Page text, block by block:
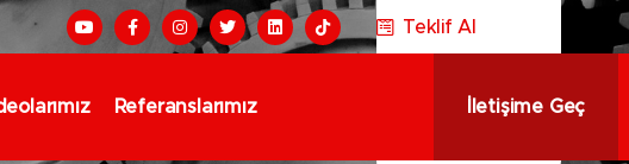
Teklif Al
Referanslarımız İletişime Geç